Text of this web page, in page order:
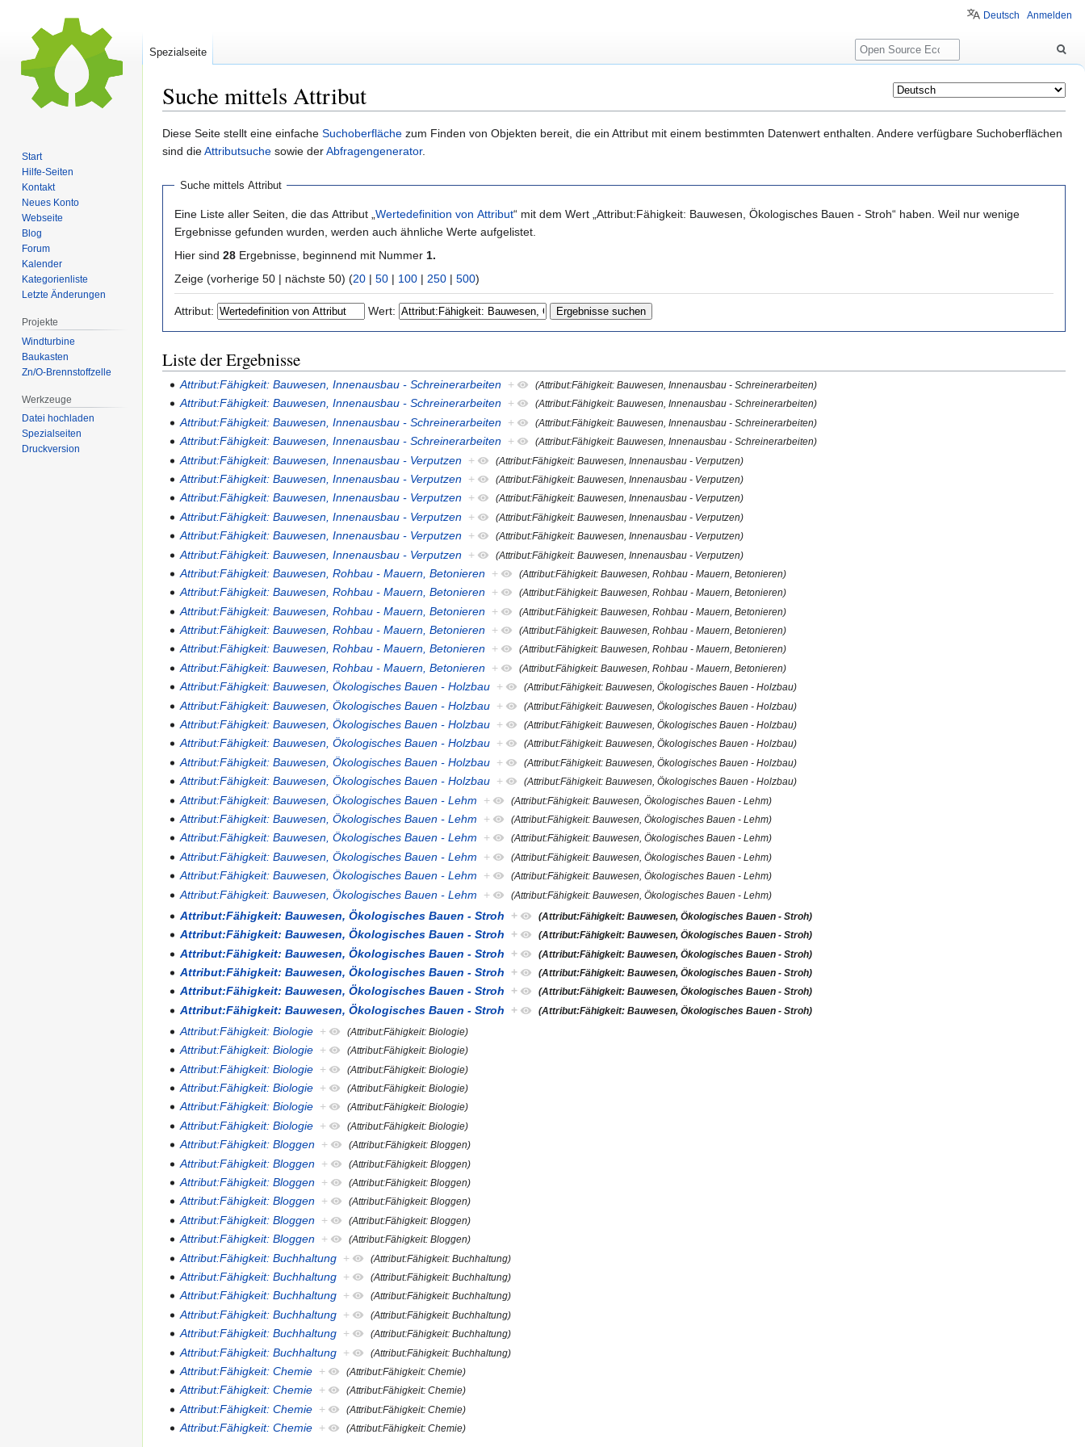
Suche mittels Attribut
Zur
Navigation
Zur
Suche
Diese Seite stellt eine einfache Suchoberfläche zum Finden von Objekten bereit, die ein Attribut mit einem bestimmten Datenwert enthalten. Andere verfügbare Suchoberflächen
sind dieAttributsuche sowie derAbfragengenerator.
Suche mittels Attribut
Eine Liste aller Seiten, die das Attribut „ Wertedefinition von Attribut“ mit dem Wert „Attribut:Fähigkeit: Bauwesen, Ökologisches Bauen - Stroh“ haben. Weil nur wenige
Ergebnisse gefunden wurden, werden auch ähnliche Werte aufgelistet.
Hier sind 28 Ergebnisse, beginnend mit Nummer 1.
Zeige (vorherige 50 | nächste 50) (20 | 50 | 100 | 250 | 500)
Attribut: Wert:
Liste der Ergebnisse
Attribut:Fähigkeit: Bauwesen, Innenausbau - Schreinerarbeiten + (Attribut:Fähigkeit: Bauwesen, Innenausbau - Schreinerarbeiten)
Attribut:Fähigkeit: Bauwesen, Innenausbau - Schreinerarbeiten + (Attribut:Fähigkeit: Bauwesen, Innenausbau - Schreinerarbeiten)
Attribut:Fähigkeit: Bauwesen, Innenausbau - Schreinerarbeiten + (Attribut:Fähigkeit: Bauwesen, Innenausbau - Schreinerarbeiten)
Attribut:Fähigkeit: Bauwesen, Innenausbau - Schreinerarbeiten + (Attribut:Fähigkeit: Bauwesen, Innenausbau - Schreinerarbeiten)
Attribut:Fähigkeit: Bauwesen, Innenausbau - Verputzen + (Attribut:Fähigkeit: Bauwesen, Innenausbau - Verputzen)
Attribut:Fähigkeit: Bauwesen, Innenausbau - Verputzen + (Attribut:Fähigkeit: Bauwesen, Innenausbau - Verputzen)
Attribut:Fähigkeit: Bauwesen, Innenausbau - Verputzen + (Attribut:Fähigkeit: Bauwesen, Innenausbau - Verputzen)
Attribut:Fähigkeit: Bauwesen, Innenausbau - Verputzen + (Attribut:Fähigkeit: Bauwesen, Innenausbau - Verputzen)
Attribut:Fähigkeit: Bauwesen, Innenausbau - Verputzen + (Attribut:Fähigkeit: Bauwesen, Innenausbau - Verputzen)
Attribut:Fähigkeit: Bauwesen, Innenausbau - Verputzen + (Attribut:Fähigkeit: Bauwesen, Innenausbau - Verputzen)
Attribut:Fähigkeit: Bauwesen, Rohbau - Mauern, Betonieren + (Attribut:Fähigkeit: Bauwesen, Rohbau - Mauern, Betonieren)
Attribut:Fähigkeit: Bauwesen, Rohbau - Mauern, Betonieren + (Attribut:Fähigkeit: Bauwesen, Rohbau - Mauern, Betonieren)
Attribut:Fähigkeit: Bauwesen, Rohbau - Mauern, Betonieren + (Attribut:Fähigkeit: Bauwesen, Rohbau - Mauern, Betonieren)
Attribut:Fähigkeit: Bauwesen, Rohbau - Mauern, Betonieren + (Attribut:Fähigkeit: Bauwesen, Rohbau - Mauern, Betonieren)
Attribut:Fähigkeit: Bauwesen, Rohbau - Mauern, Betonieren + (Attribut:Fähigkeit: Bauwesen, Rohbau - Mauern, Betonieren)
Attribut:Fähigkeit: Bauwesen, Rohbau - Mauern, Betonieren + (Attribut:Fähigkeit: Bauwesen, Rohbau - Mauern, Betonieren)
Attribut:Fähigkeit: Bauwesen, Ökologisches Bauen - Holzbau + (Attribut:Fähigkeit: Bauwesen, Ökologisches Bauen - Holzbau)
Attribut:Fähigkeit: Bauwesen, Ökologisches Bauen - Holzbau + (Attribut:Fähigkeit: Bauwesen, Ökologisches Bauen - Holzbau)
Attribut:Fähigkeit: Bauwesen, Ökologisches Bauen - Holzbau + (Attribut:Fähigkeit: Bauwesen, Ökologisches Bauen - Holzbau)
Attribut:Fähigkeit: Bauwesen, Ökologisches Bauen - Holzbau + (Attribut:Fähigkeit: Bauwesen, Ökologisches Bauen - Holzbau)
Attribut:Fähigkeit: Bauwesen, Ökologisches Bauen - Holzbau + (Attribut:Fähigkeit: Bauwesen, Ökologisches Bauen - Holzbau)
Attribut:Fähigkeit: Bauwesen, Ökologisches Bauen - Holzbau + (Attribut:Fähigkeit: Bauwesen, Ökologisches Bauen - Holzbau)
Attribut:Fähigkeit: Bauwesen, Ökologisches Bauen - Lehm + (Attribut:Fähigkeit: Bauwesen, Ökologisches Bauen - Lehm)
Attribut:Fähigkeit: Bauwesen, Ökologisches Bauen - Lehm + (Attribut:Fähigkeit: Bauwesen, Ökologisches Bauen - Lehm)
Attribut:Fähigkeit: Bauwesen, Ökologisches Bauen - Lehm + (Attribut:Fähigkeit: Bauwesen, Ökologisches Bauen - Lehm)
Attribut:Fähigkeit: Bauwesen, Ökologisches Bauen - Lehm + (Attribut:Fähigkeit: Bauwesen, Ökologisches Bauen - Lehm)
Attribut:Fähigkeit: Bauwesen, Ökologisches Bauen - Lehm + (Attribut:Fähigkeit: Bauwesen, Ökologisches Bauen - Lehm)
Attribut:Fähigkeit: Bauwesen, Ökologisches Bauen - Lehm + (Attribut:Fähigkeit: Bauwesen, Ökologisches Bauen - Lehm)
Attribut:Fähigkeit: Bauwesen, Ökologisches Bauen - Stroh + (Attribut:Fähigkeit: Bauwesen, Ökologisches Bauen - Stroh)
Attribut:Fähigkeit: Bauwesen, Ökologisches Bauen - Stroh + (Attribut:Fähigkeit: Bauwesen, Ökologisches Bauen - Stroh)
Attribut:Fähigkeit: Bauwesen, Ökologisches Bauen - Stroh + (Attribut:Fähigkeit: Bauwesen, Ökologisches Bauen - Stroh)
Attribut:Fähigkeit: Bauwesen, Ökologisches Bauen - Stroh + (Attribut:Fähigkeit: Bauwesen, Ökologisches Bauen - Stroh)
Attribut:Fähigkeit: Bauwesen, Ökologisches Bauen - Stroh + (Attribut:Fähigkeit: Bauwesen, Ökologisches Bauen - Stroh)
Attribut:Fähigkeit: Bauwesen, Ökologisches Bauen - Stroh + (Attribut:Fähigkeit: Bauwesen, Ökologisches Bauen - Stroh)
Attribut:Fähigkeit: Biologie + (Attribut:Fähigkeit: Biologie)
Attribut:Fähigkeit: Biologie + (Attribut:Fähigkeit: Biologie)
Attribut:Fähigkeit: Biologie + (Attribut:Fähigkeit: Biologie)
Attribut:Fähigkeit: Biologie + (Attribut:Fähigkeit: Biologie)
Attribut:Fähigkeit: Biologie + (Attribut:Fähigkeit: Biologie)
Attribut:Fähigkeit: Biologie + (Attribut:Fähigkeit: Biologie)
Attribut:Fähigkeit: Bloggen + (Attribut:Fähigkeit: Bloggen)
Attribut:Fähigkeit: Bloggen + (Attribut:Fähigkeit: Bloggen)
Attribut:Fähigkeit: Bloggen + (Attribut:Fähigkeit: Bloggen)
Attribut:Fähigkeit: Bloggen + (Attribut:Fähigkeit: Bloggen)
Attribut:Fähigkeit: Bloggen + (Attribut:Fähigkeit: Bloggen)
Attribut:Fähigkeit: Bloggen + (Attribut:Fähigkeit: Bloggen)
Attribut:Fähigkeit: Buchhaltung + (Attribut:Fähigkeit: Buchhaltung)
Attribut:Fähigkeit: Buchhaltung + (Attribut:Fähigkeit: Buchhaltung)
Attribut:Fähigkeit: Buchhaltung + (Attribut:Fähigkeit: Buchhaltung)
Attribut:Fähigkeit: Buchhaltung + (Attribut:Fähigkeit: Buchhaltung)
Attribut:Fähigkeit: Buchhaltung + (Attribut:Fähigkeit: Buchhaltung)
Attribut:Fähigkeit: Buchhaltung + (Attribut:Fähigkeit: Buchhaltung)
Attribut:Fähigkeit: Chemie + (Attribut:Fähigkeit: Chemie)
Attribut:Fähigkeit: Chemie + (Attribut:Fähigkeit: Chemie)
Attribut:Fähigkeit: Chemie + (Attribut:Fähigkeit: Chemie)
Attribut:Fähigkeit: Chemie + (Attribut:Fähigkeit: Chemie)
Deutsch Anmelden
Spezialseite
Suche
Start
Hilfe-Seiten
Kontakt
Neues Konto
Webseite
Blog
Forum
Kalender
Kategorienliste
Letzte Änderungen
Projekte
Windturbine
Baukasten
Zn/O-Brennstoffzelle
Werkzeuge
Datei hochladen
Spezialseiten
Druckversion